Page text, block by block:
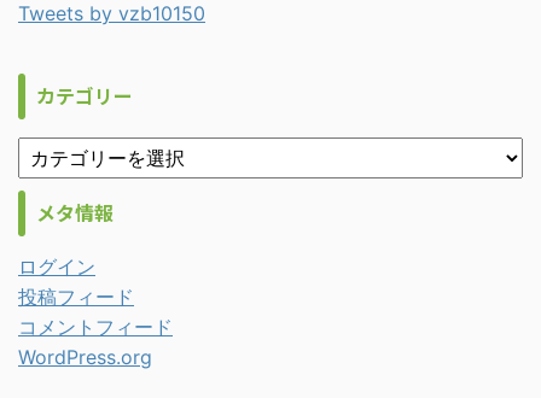
Tweets by vzb10150
カテゴリー
メタ情報
ログイン
投稿フィード
コメントフィード
WordPress.org